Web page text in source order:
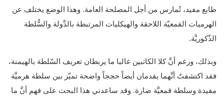
طابع مفيد، تُمارس من أجل المصلحة العامة. وهذا الوضع يختلف عن
الهرميات القمعيّة اللاحقة والهيكليات المرتبطة بالدَّولة والسُّلطة
الذّكوريَّة.
وبذلك، ورغم أنَّ كلا الكاتبين غالبا ما يربطان تعريف السّلطة بالهيمنة،
فقد اكتشفتُ أنَّهما يقدمان أيضاً حججاً واضحة تميّز بين سلطة هرميَّة
مفيدة وسلطة قمعيَّة ضارة. وقد ساعدني هذا البحث على فهم أنَّ ما